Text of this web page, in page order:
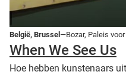
België, Brussel —Bozar, Paleis
When We See Us
Hoe hebben kunstenaars